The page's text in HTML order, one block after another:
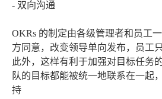
- 双向沟通
OKRs 的制定由各级管理者和员工
方同意，改变领导单向发布，员工
此外，这样有利于加强对目标任务
队的目标都能被统一地联系在一起
持